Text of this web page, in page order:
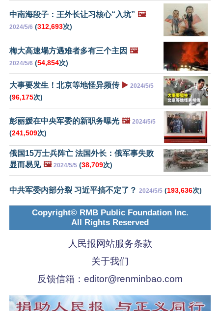
中南海段子：王外长让习核心“入坑” 🖼️
2024/5/6 (312,693次)
梅大高速塌方遇难者多有三个主因 🖼️
2024/5/6 (54,854次)
大事要发生！北京等地怪异频传 ▶️ 2024/5/5
(96,175次)
彭丽媛在中央军委的新职务曝光 🖼️ 2024/5/5
(241,509次)
俄国15万士兵阵亡 法国外长：俄军事失败
显而易见 🖼️ 2024/5/5 (38,709次)
中共军委内部分裂 习近平搞不定了？ 2024/5/5 (193,636次)
Copyright© RMB Public Foundation Inc.
All Rights Reserved
人民报网站服务条款
关于我们
反馈信箱： editor@renminbao.com